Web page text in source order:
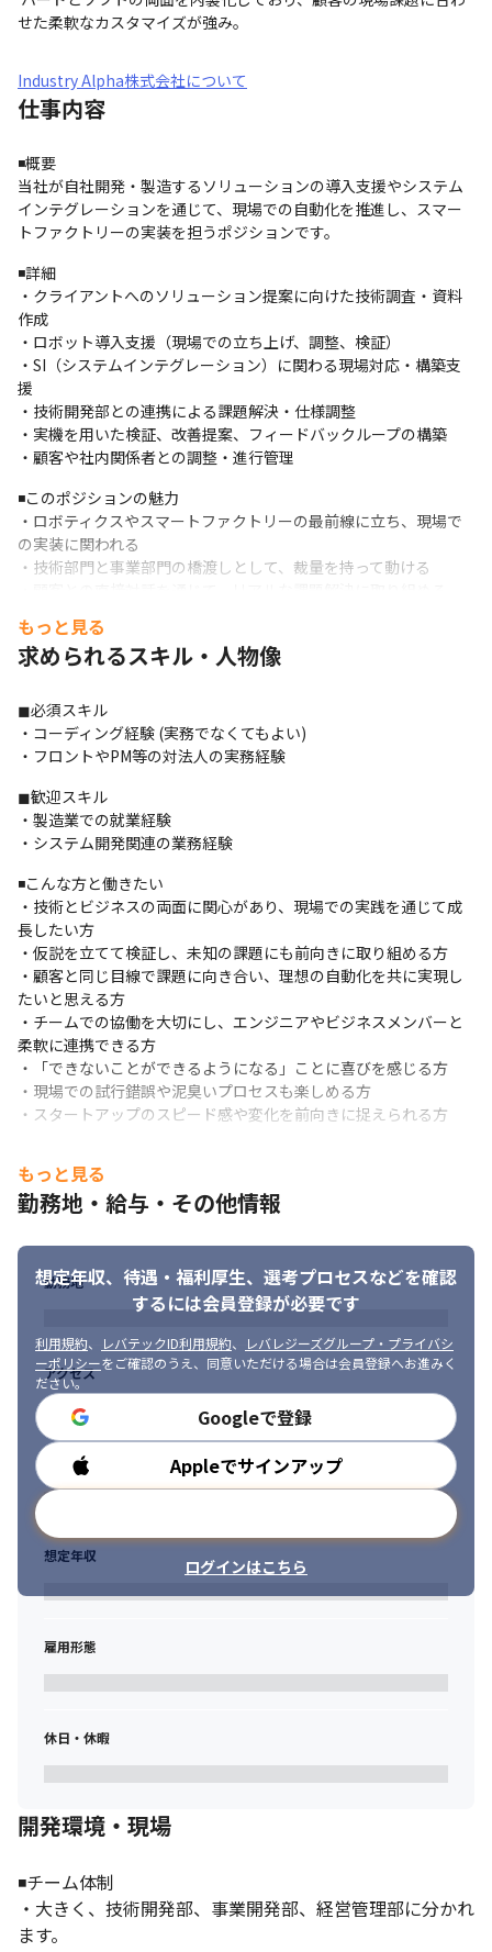
せた柔軟なカスタマイズが強み。
Industry Alpha株式会社について
仕事内容
◾️概要
当社が自社開発・製造するソリューションの導入支援やシステム
インテグレーションを通じて、現場での自動化を推進し、スマー
トファクトリーの実装を担うポジションです。
◾️詳細
・クライアントへのソリューション提案に向けた技術調査・資料
作成
・ロボット導入支援（現場での立ち上げ、調整、検証）
・SI（システムインテグレーション）に関わる現場対応・構築支
援
・技術開発部との連携による課題解決・仕様調整
・実機を用いた検証、改善提案、フィードバックループの構築
・顧客や社内関係者との調整・進行管理
◾️このポジションの魅力
・ロボティクスやスマートファクトリーの最前線に立ち、現場で
の実装に関われる
・技術部門と事業部門の橋渡しとして、裁量を持って動ける
・「構想」から「実装」までを一気通貫で経験できる
・グローバル進出も目指しているため、国産の技術で世界に挑戦
◾️募集背景
Industry Alphaでは、数理アルゴリズムやロボティクスを活用
し、次世代スマートファクトリーの実現を目指しています。
事業開発部のエンジニアリング室は、構想されたソリューション
を現場で実装・検証し、顧客と共に理想の自動化を実現していく
パートナーとしての役割を担っています。
新たな仲間を募集することになりました。
技術とビジネスの両面に関心を持ち、現場での実践を通じて成長
したい方を歓迎します。
もっと見る
求められるスキル・人物像
◼︎必須スキル
・コーディング経験 (実務でなくてもよい)
・フロントやPM等の対法人の実務経験
◼︎歓迎スキル
・製造業での就業経験
・システム開発関連の業務経験
◾️こんな方と働きたい
・技術とビジネスの両面に関心があり、現場での実践を通じて成
長したい方
・仮説を立てて検証し、未知の課題にも前向きに取り組める方
・顧客と同じ目線で課題に向き合い、理想の自動化を共に実現し
たいと思える方
・チームでの協働を大切にし、エンジニアやビジネスメンバーと
柔軟に連携できる方
・「できないことができるようになる」ことに喜びを感じる方
・現場での試行錯誤や泥臭いプロセスも楽しめる方
・スタートアップのスピード感や変化を前向きに捉えられる方
もっと見る
勤務地・給与・その他情報
想定年収、待遇・福利厚生、 選考プロセスなどを確認
するには会員登録が必要です
利用規約、 レバテックID利用規約、
レバレジーズグループ・プライバシ
ーポリシーをご確認のうえ、同意いただける場合は会員登録へお進みく
ださい。
Googleで登録
Appleでサインアップ
ログインはこちら
勤務地
アクセス
勤務時間
想定年収
雇用形態
休日・休暇
開発環境・現場
◾️チーム体制
・大きく、技術開発部、事業開発部、経営管理部に分かれ
ます。